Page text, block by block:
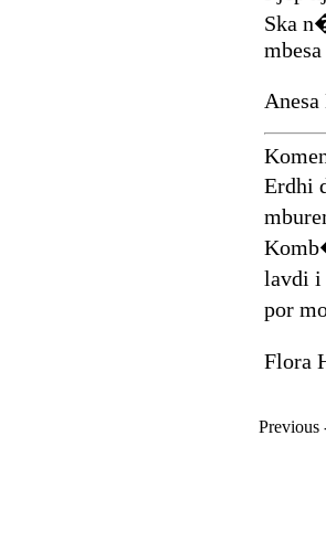
Ska
Anesa
Erdhi
lavdi
por
Flora
Previous